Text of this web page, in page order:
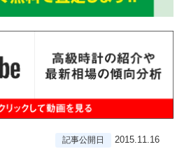
記事公開日 2015.11.16